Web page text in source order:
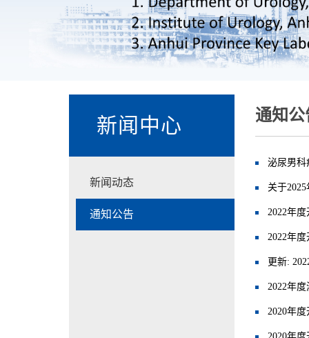
新闻中心
新闻动态
通知公告
通知公
泌尿男科
关于
2022年
2022年
更新:
2022年
2020年